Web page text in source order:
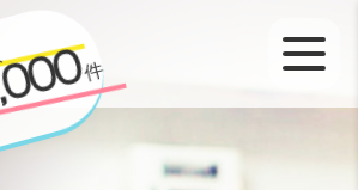
約
数 件
!